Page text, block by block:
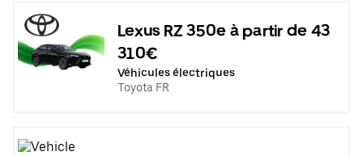
Lexus RZ 350e à partir de 43
310€
Véhicules électriques
Toyota FR